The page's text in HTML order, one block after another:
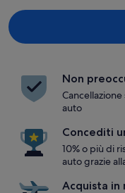
Non
auto
Concediti
10% o più di
auto grazie
Acquista